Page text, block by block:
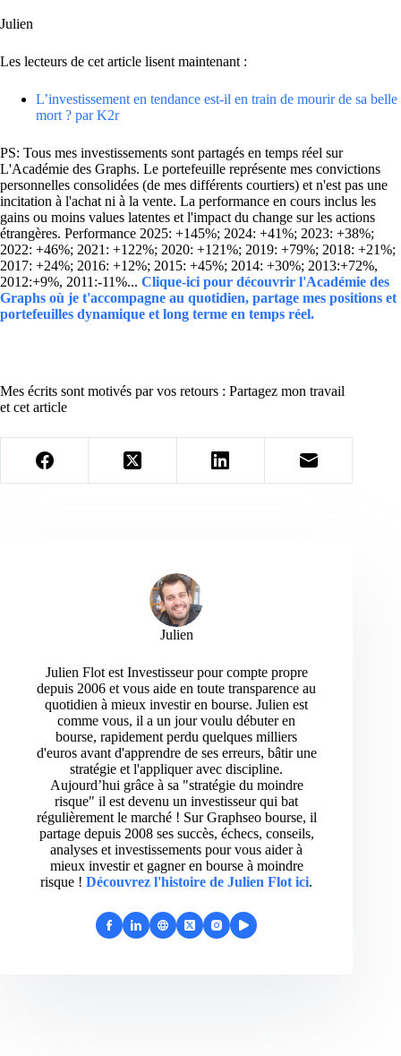
Julien
Les lecteurs de cet article lisent maintenant :
L’investissement en tendance est-il en train de mourir de sa belle
mort ? par K2r
PS: Tous mes investissements sont partagés en temps réel sur
L'Académie des Graphs. Le portefeuille représente mes convictions
personnelles consolidées (de mes différents courtiers) et n'est pas une
incitation à l'achat ni à la vente. La performance en cours inclus les
gains ou moins values latentes et l'impact du change sur les actions
étrangères. Performance 2025: +145%; 2024: +41%; 2023: +38%;
2022: +46%; 2021: +122%; 2020: +121%; 2019: +79%; 2018: +21%;
2017: +24%; 2016: +12%; 2015: +45%; 2014: +30%; 2013:+72%,
2012:+9%, 2011:-11%... Clique-ici pour découvrir l'Académie des
Graphs où je t'accompagne au quotidien, partage mes positions et
portefeuilles dynamique et long terme en temps réel.
Mes écrits sont motivés par vos retours : Partagez mon travail
et cet article
Julien
Julien Flot est Investisseur pour compte propre
depuis 2006 et vous aide en toute transparence au
quotidien à mieux investir en bourse. Julien est
comme vous, il a un jour voulu débuter en
bourse, rapidement perdu quelques milliers
d'euros avant d'apprendre de ses erreurs, bâtir une
stratégie et l'appliquer avec discipline.
Aujourd’hui grâce à sa "stratégie du moindre
risque" il est devenu un investisseur qui bat
régulièrement le marché ! Sur Graphseo bourse, il
partage depuis 2008 ses succès, échecs, conseils,
analyses et investissements pour vous aider à
mieux investir et gagner en bourse à moindre
risque ! Découvrez l'histoire de Julien Flot ici.